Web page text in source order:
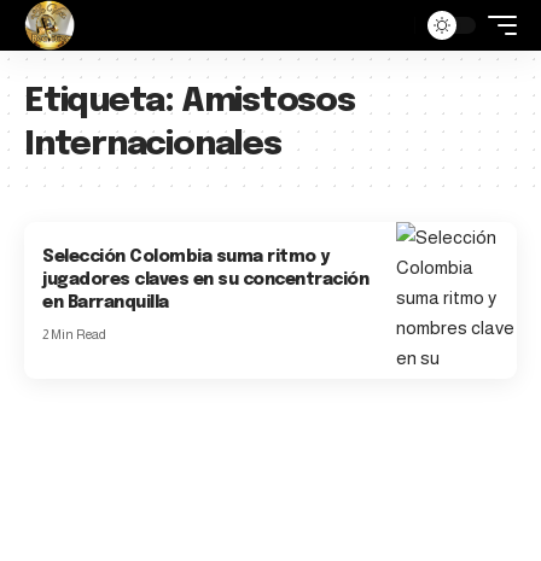
Etiqueta: Amistosos
Internacionales
Selección Colombia suma ritmo y
jugadores claves en su concentración
en Barranquilla
2 Min Read